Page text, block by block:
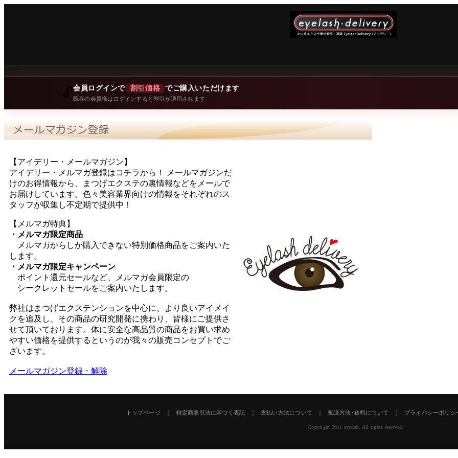
🔓会員ログインで 割引価格 でご購入いただけます
既存の会員様はログインすると割引が適用されます
【アイデリー・メールマガジン】
アイデリー・メルマガ登録はコチラから！ メールマガジンだ
けのお得情報から、まつげエクステの裏情報などをメールで
お届けしています。色々美容業界向けの情報をそれぞれのス
タッフが収集し不定期で提供中！
【メルマガ特典】
・メルマガ限定商品
メルマガからしか購入できない特別価格商品をご案内いた
します。
・メルマガ限定キャンペーン
ポイント還元セールなど、メルマガ会員限定の
シークレットセールをご案内いたします。
弊社はまつげエクステンションを中心に、より良いアイメイ
クを追及し、その商品の研究開発に携わり、皆様にご提供さ
せて頂いております。体に安全な高品質の商品をお買い求め
やすい価格を提供するというのが我々の販売コンセプトでご
ざいます。
メールマガジン登録・解除
トップページ 特定商取引法に基づく表記 支払い方法について 配送方法･送料について プライバシーポリシ
Copyright 2011 eyedeli. All rights reserved.